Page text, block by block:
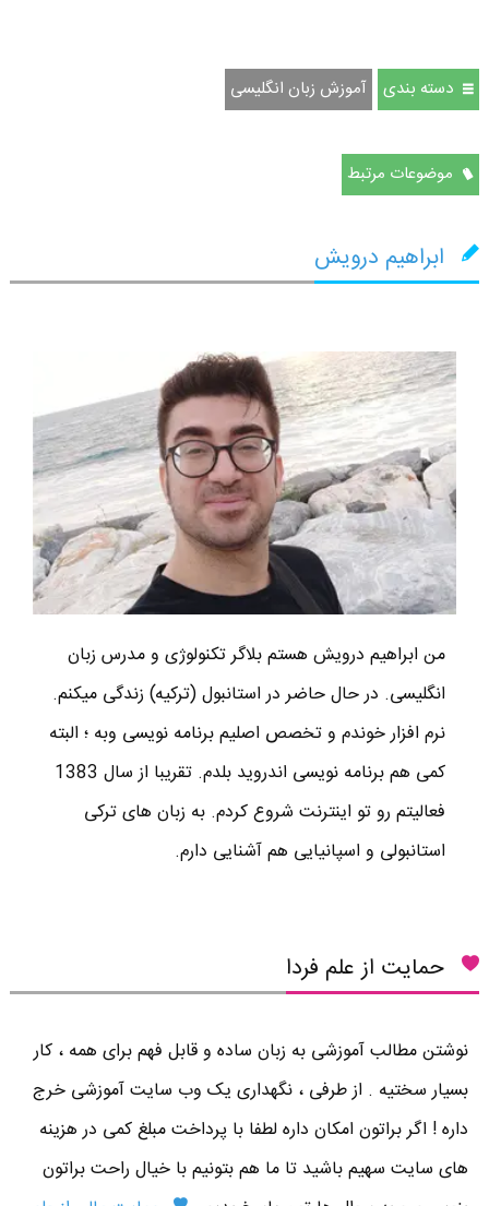
دسته بندی آموزش زبان انگلیسی
موضوعات مرتبط
ابراهیم درویش
من ابراهیم درویش هستم بلاگر تکنولوژی و مدرس زبان
انگلیسی. در حال حاضر در استانبول (ترکیه) زندگی میکنم.
نرم افزار خوندم و تخصص اصلیم برنامه نویسی وبه ؛ البته
کمی هم برنامه نویسی اندروید بلدم. تقریبا از سال 1383
فعالیتم رو تو اینترنت شروع کردم. به زبان های ترکی
استانبولی و اسپانیایی هم آشنایی دارم.
حمایت از علم فردا
نوشتن مطالب آموزشی به زبان ساده و قابل فهم برای همه ، کار
بسیار سختیه . از طرفی ، نگهداری یک وب سایت آموزشی خرج
داره ! اگر براتون امکان داره لطفا با پرداخت مبلغ کمی در هزینه
های سایت سهیم باشید تا ما هم بتونیم با خیال راحت براتون